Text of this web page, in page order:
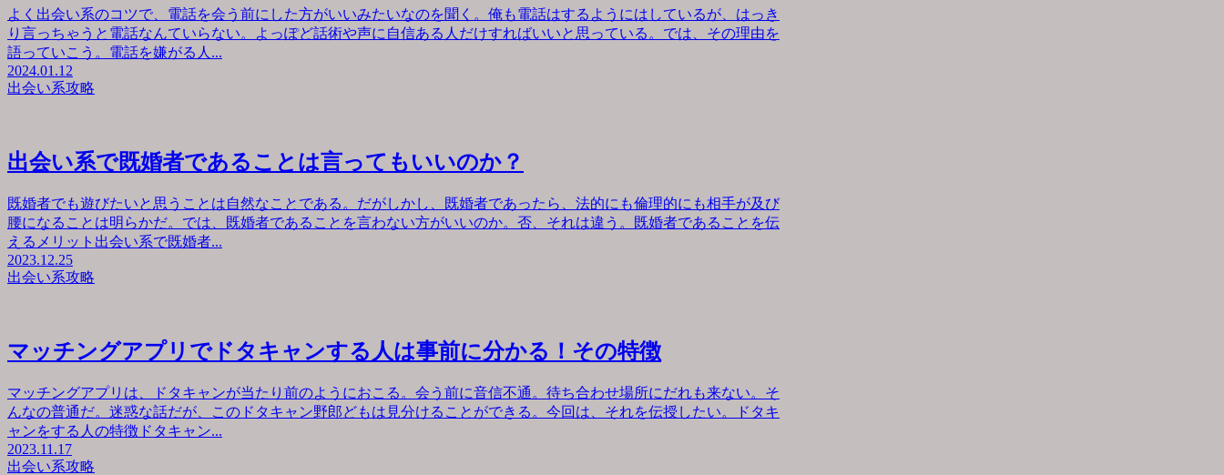
よく出会い系のコツで、電話を会う前にした方がいいみたいなのを聞く。俺も電話はするようにはしているが、はっき
り言っちゃうと電話なんていらない。よっぽど話術や声に自信ある人だけすればいいと思っている。では、その理由を
語っていこう。電話を嫌がる人...
2024.01.12
出会い系攻略
出会い系で既婚者であることは言ってもいいのか？
既婚者でも遊びたいと思うことは自然なことである。だがしかし、既婚者であったら、法的にも倫理的にも相手が及び
腰になることは明らかだ。では、既婚者であることを言わない方がいいのか。否、それは違う。既婚者であることを伝
えるメリット出会い系で既婚者...
2023.12.25
出会い系攻略
マッチングアプリでドタキャンする人は事前に分かる！その特徴
マッチングアプリは、ドタキャンが当たり前のようにおこる。会う前に音信不通。待ち合わせ場所にだれも来ない。そ
んなの普通だ。迷惑な話だが、このドタキャン野郎どもは見分けることができる。今回は、それを伝授したい。ドタキ
ャンをする人の特徴ドタキャン...
2023.11.17
出会い系攻略